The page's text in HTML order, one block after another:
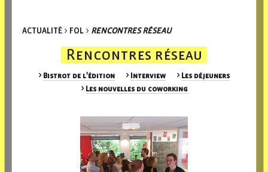
ACTUALITÉ > FOL > RENCONTRES RÉSEAU
Rencontres réseau
Bistrot de l'édition Interview
Les déjeuners
Les nouvelles du coworking